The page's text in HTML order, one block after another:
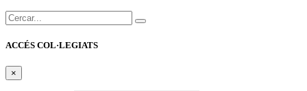
Cercar:
ACCÉS COL·LEGIATS
×